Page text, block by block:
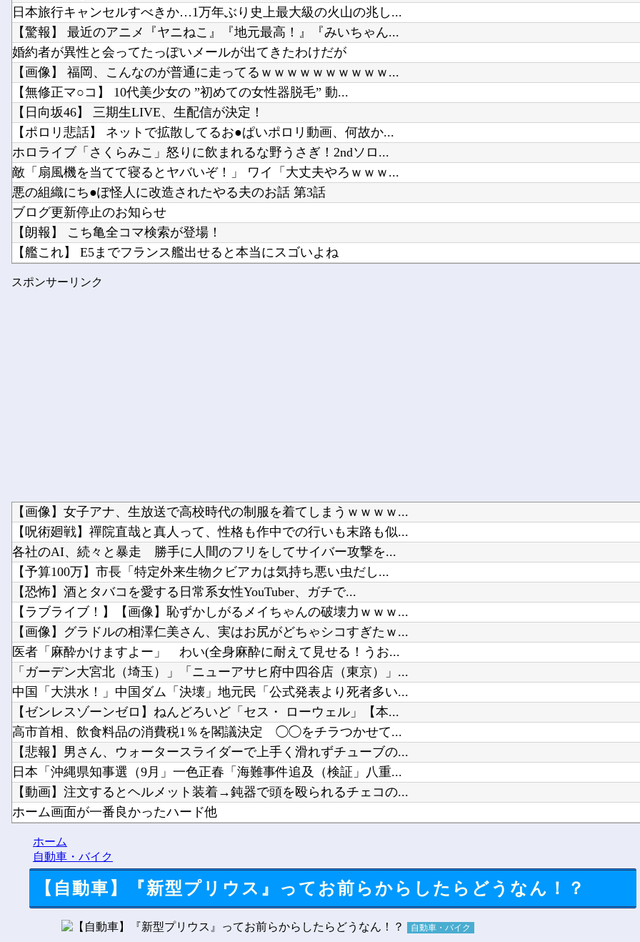
Powered by livedoor 相互RSS
【ニュース】高市内閣、在日外国
ホーム画面が一番良かったハード他
グラボそんなにすぐ壊れる？他
日本旅行キャンセルすべきか…1万年ぶり史上最大級の火山の兆し...
【驚報】 最近のアニメ『ヤニねこ』『地元最高！』『みいちゃん...
婚約者が異性と会ってたっぽいメールが出てきたわけだが
【画像】 福岡、こんなのが普通に走ってるｗｗｗｗｗｗｗｗｗｗ...
【無修正マ○コ】 10代美少女の ”初めての女性器脱毛” 動...
【日向坂46】 三期生LIVE、生配信が決定！
【ポロリ悲話】 ネットで拡散してるお●ぱいポロリ動画、何故か...
ホロライブ「さくらみこ」怒りに飲まれるな野うさぎ！2ndソロ...
敵「扇風機を当てて寝るとヤバいぞ！」 ワイ「大丈夫やろｗｗｗ...
悪の組織にち●ぽ怪人に改造されたやる夫のお話 第3話
ブログ更新停止のお知らせ
【朗報】 こち亀全コマ検索が登場！
【艦これ】 E5までフランス艦出せると本当にスゴいよね
【悲報】 めっちゃカメレオンさん、早速パクリゲーが任天堂スト...
スポンサーリンク
【画像】女子アナ、生放送で高校時代の制服を着てしまうｗｗｗｗ...
【呪術廻戦】禪院直哉と真人って、性格も作中での行いも末路も似...
各社のAI、続々と暴走 勝手に人間のフリをしてサイバー攻撃を...
【予算100万】市長「特定外来生物クビアカは気持ち悪い虫だし...
【恐怖】酒とタバコを愛する日常系女性YouTuber、ガチで...
【ラブライブ！】【画像】恥ずかしがるメイちゃんの破壊力ｗｗｗ...
【画像】グラドルの相澤仁美さん、実はお尻がどちゃシコすぎたｗ...
医者「麻酔かけますよー」 わい(全身麻酔に耐えて見せる！うお...
「ガーデン大宮北（埼玉）」「ニューアサヒ府中四谷店（東京）」...
中国「大洪水！」中国ダム「決壊」地元民「公式発表より死者多い...
【ゼンレスゾーンゼロ】ねんどろいど「セス・ ローウェル」【本...
高市首相、飲食料品の消費税1％を閣議決定 ◯◯をチラつかせて...
【悲報】男さん、ウォータースライダーで上手く滑れずチューブの...
日本「沖縄県知事選（9月」一色正春「海難事件追及（検証」八重...
【動画】注文するとヘルメット装着→鈍器で頭を殴られるチェコの...
ホーム画面が一番良かったハード他
グラボそんなにすぐ壊れる？他
ホーム
自動車・バイク
【自動車】『新型プリウス』ってお前らからしたらどうなん！？
自動車・バイク